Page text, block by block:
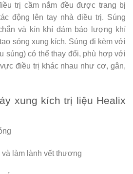
trị cầm nắm đều được trang bị
động lên tay nhà điều trị. Súng
và kín khí đảm bảo lượng khí
sóng xung kích. Súng đi kèm với
súng) có thể thay đổi, phù hợp với
điều trị khác nhau như cơ, gân,
xung kích trị liệu Healix
làm lành vết thương